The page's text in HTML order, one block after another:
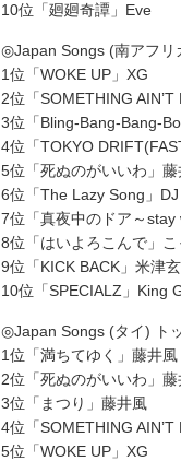
10位「廻廻奇譚」Eve
◎Japan Songs (南アフリ
1位「WOKE UP」XG
2位「SOMETHING AIN’T
3位「Bling-Bang-Bang-
4位「TOKYO
5位「死ぬのがいいわ」藤
6位「The Lazy Song」DJ
7位「真夜中のドア～stay
8位「はいよろこんで」こ
9位「KICK BACK」米津
10位「SPECIALZ」King
◎Japan Songs (タイ) ト
1位「満ちてゆく」藤井風
2位「死ぬのがいいわ」
3位「まつり」藤井風
4位「SOMETHING AIN’T
5位「WOKE UP」XG